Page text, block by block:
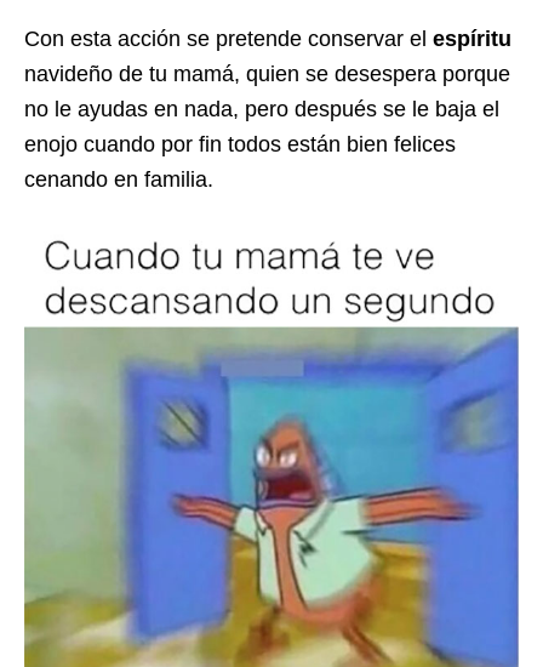
Con esta acción se pretende conservar el espíritu
navideño de tu mamá, quien se desespera porque
no le ayudas en nada, pero después se le baja el
enojo cuando por fin todos están bien felices
cenando en familia.